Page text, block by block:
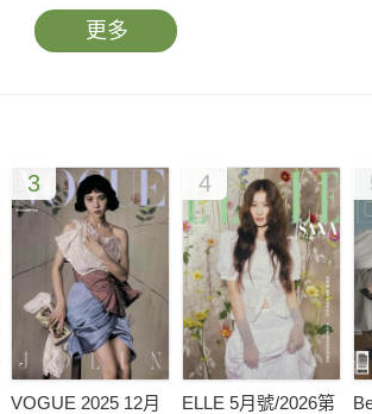
更多
3
VOGUE 2025 12月
4
ELLE 5月號/2026第